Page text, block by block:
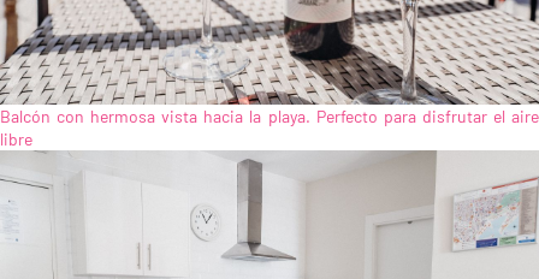
Balcón con hermosa vista hacia la playa. Perfecto para disfrutar el aire
libre